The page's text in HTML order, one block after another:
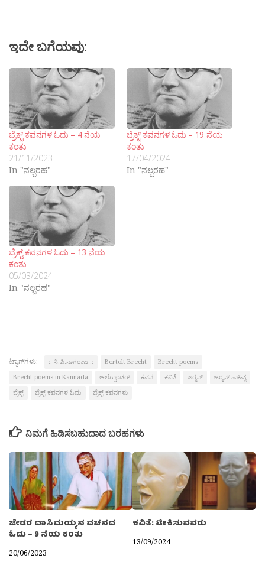
ಇದೇ ಬಗೆಯವು:
ಬ್ರೆಕ್ಟ್ ಕವನಗಳ ಓದು – 4 ನೆಯ
ಕಂತು
21/11/2023
In "ನಲ್ಬರಹ"
ಬ್ರೆಕ್ಟ್ ಕವನಗಳ ಓದು – 19 ನೆಯ
ಕಂತು
17/04/2024
In "ನಲ್ಬರಹ"
ಬ್ರೆಕ್ಟ್ ಕವನಗಳ ಓದು – 13 ನೆಯ
ಕಂತು
05/03/2024
In "ನಲ್ಬರಹ"
ಟ್ಯಾಗ್‌ಗಳು: :: ಸಿ.ಪಿ.ನಾಗರಾಜ :: Bertolt Brecht
Brecht poems
Brecht poems in Kannada
ಅಲೆಗ್ಸಾಂಡರ್ ಕವನ ಕವಿತೆ ಜರ್‍ಮನ್‍
ಜರ್‍ಮನ್ ಸಾಹಿತ್ಯ
ಬ್ರೆಕ್ಟ್
ಬ್ರೆಕ್ಟ್ ಕವನಗಳ ಓದು ಬ್ರೆಕ್ಟ್ ಕವನಗಳು
ನಿಮಗೆ ಹಿಡಿಸಬಹುದಾದ ಬರಹಗಳು
ಜೇಡರ ದಾಸಿಮಯ್ಯನ ವಚನದ
ಓದು – 9 ನೆಯ ಕಂತು
20/06/2023
ಕವಿತೆ: ಟೀಕಿಸುವವರು
13/09/2024